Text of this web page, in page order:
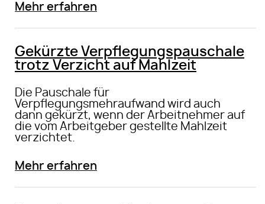
Mehr erfahren
Gekürzte Verpflegungspauschale
trotz Verzicht auf Mahlzeit
Die Pauschale für
Verpflegungsmehraufwand wird auch
dann gekürzt, wenn der Arbeitnehmer auf
die vom Arbeitgeber gestellte Mahlzeit
verzichtet.
Mehr erfahren